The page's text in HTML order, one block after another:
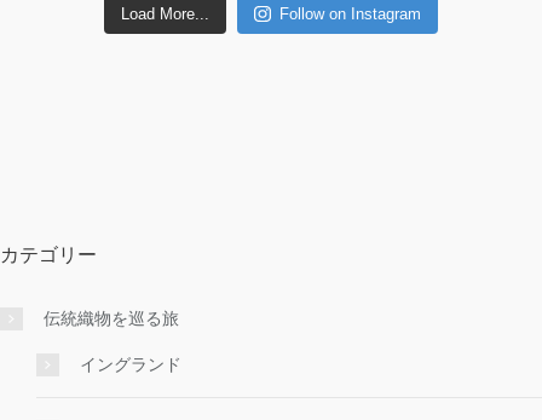
Load More... Follow on Instagram
カテゴリー
伝統織物を巡る旅
イングランド